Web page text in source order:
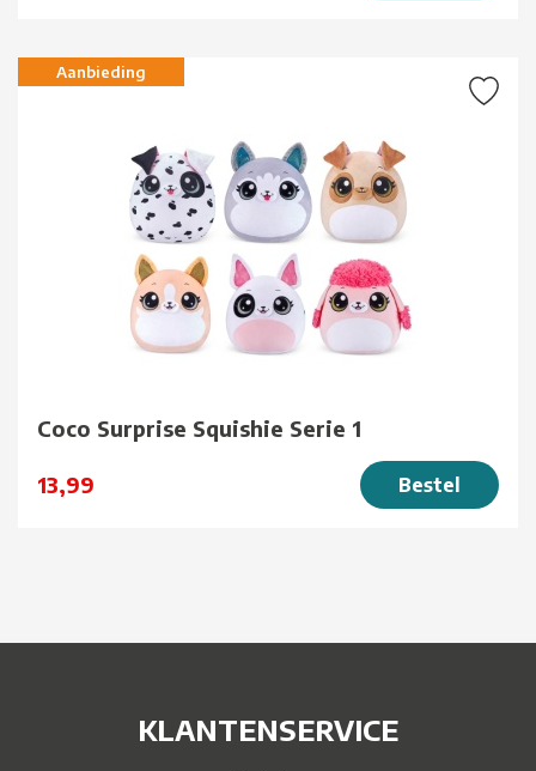
Aanbieding
Coco Surprise Squishie Serie 1
13,99 Bestel
KLANTENSERVICE